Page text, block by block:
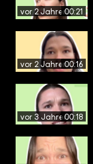
vor 2 Jahren00:21
vor 2 Jahren00:16
vor 3 Jahren00:18